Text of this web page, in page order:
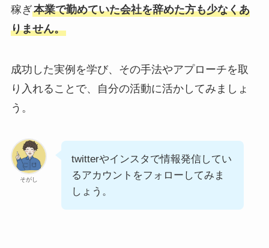
稼ぎ本業で勤めていた会社を辞めた方も少なくあ
りません。
成功した実例を学び、その手法やアプローチを取
り入れることで、自分の活動に活かしてみましょ
う。
そがし
twitterやインスタで情報発信してい
るアカウントをフォローしてみま
しょう。